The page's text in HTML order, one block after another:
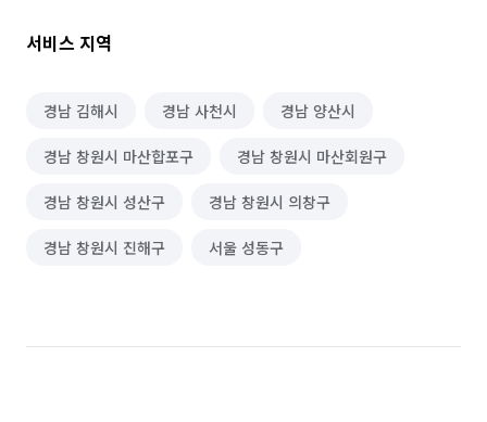
서비스 지역
경남 김해시 경남 사천시 경남 양산시
경남 창원시 마산합포구 경남 창원시 마산회원구
경남 창원시 성산구 경남 창원시 의창구
경남 창원시 진해구 서울 성동구